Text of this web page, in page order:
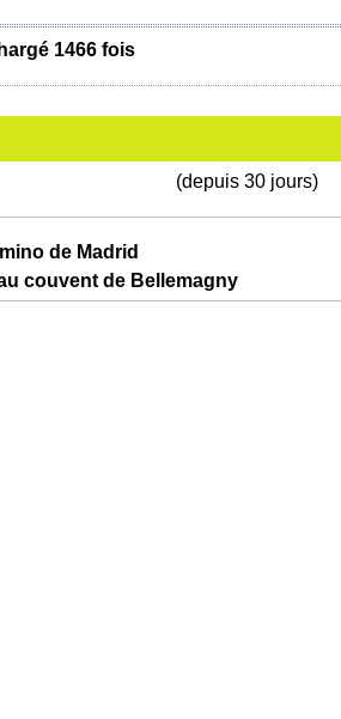
1466 fois
(depuis 30 jours)
de Madrid
couvent de Bellemagny